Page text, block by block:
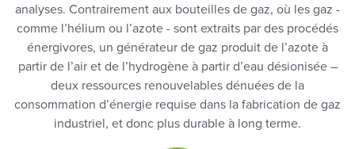
analyses. Contrairement aux bouteilles de gaz, où les gaz -
comme l’hélium ou l’azote - sont extraits par des procédés
énergivores, un générateur de gaz produit de l’azote à
partir de l’air et de l’hydrogène à partir d’eau désionisée –
deux ressources renouvelables dénuées de la
consommation d’énergie requise dans la fabrication de gaz
industriel, et donc plus durable à long terme.